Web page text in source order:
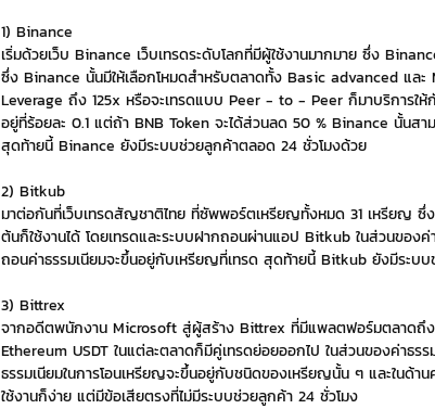
รีวิวเกมส์จาก ChatStick
Chat Bot เวบไซต์ รวมบริการ Event Sticker
Sponsored Sticker มาสคอต สติกเกอร์ไลน์ 3D
1) Binance
เริ่มด้วยเว็บ Binance เว็บเทรดระดับโลกที่มีผู้ใช้งานมากมาย ซึ่ง
ซึ่ง Binance นั้นมีให้เลือกโหมดสำหรับตลาดทั้ง Basic advanced และ
Leverage ถึง 125x หรือจะเทรดแบบ Peer - to - Peer ก็มาบริการให้
อยู่ที่ร้อยละ 0.1 แต่ถ้า BNB Token จะได้ส่วนลด 50 % Binance นั้นสา
สุดท้ายนี้ Binance ยังมีระบบช่วยลูกค้าตลอด 24 ชั่วโมงด้วย
2) Bitkub
มาต่อกันที่เว็บเทรดสัญชาติไทย ที่ซัพพอร์ตเหรียญทั้งหมด 31 เหรียญ
ต้นก็ใช้งานได้ โดยเทรดและระบบฝากถอนผ่านแอป Bitkub ในส่วนของ
ถอนค่าธรรมเนียมจะขึ้นอยู่กับเหรียญที่เทรด สุดท้ายนี้ Bitkub ยังมีระบ
3) Bittrex
จากอดีตพนักงาน Microsoft สู่ผู้สร้าง Bittrex ที่มีแพลตฟอร์มตลาดถึ
Ethereum USDT ในแต่ละตลาดก็มีคู่เทรดย่อยออกไป ในส่วนของค่าธร
ธรรมเนียมในการโอนเหรียญจะขึ้นอยู่กับชนิดของเหรียญนั้น ๆ และในด้
ใช้งานก็ง่าย แต่มีข้อเสียตรงที่ไม่มีระบบช่วยลูกค้า 24 ชั่วโมง